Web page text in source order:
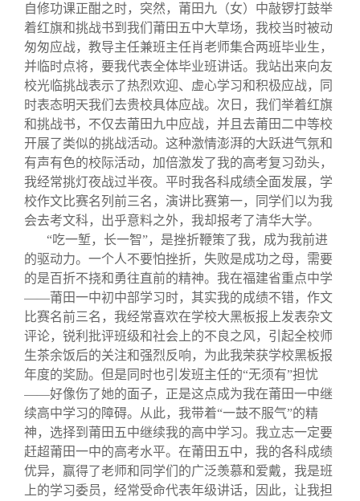
自修功课正酣之时，突然，莆田九（女）中敲锣打鼓举
着红旗和挑战书到我们莆田五中大草场，我校当时被动
匆匆应战，教导主任兼班主任肖老师集合两班毕业生，
并临时点将，要我代表全体毕业班讲话。我站出来向友
校光临挑战表示了热烈欢迎、虚心学习和积极应战，同
时表态明天我们去贵校具体应战。次日，我们举着红旗
和挑战书，不仅去莆田九中应战，并且去莆田二中等校
开展了类似的挑战活动。这种激情澎湃的大跃进气氛和
有声有色的校际活动，加倍激发了我的高考复习劲头，
我经常挑灯夜战过半夜。平时我各科成绩全面发展，学
校作文比赛名列前三名，演讲比赛第一，同学们以为我
会去考文科，出乎意料之外，我却报考了清华大学。
“吃一堑，长一智”，是挫折鞭策了我，成为我前进
的驱动力。一个人不要怕挫折，失败是成功之母，需要
的是百折不挠和勇往直前的精神。我在福建省重点中学
——莆田一中初中部学习时，其实我的成绩不错，作文
比赛名前三名，我经常喜欢在学校大黑板报上发表杂文
评论，锐利批评班级和社会上的不良之风，引起全校师
生茶余饭后的关注和强烈反响，为此我荣获学校黑板报
年度的奖励。但是同时也引发班主任的“无须有”担忧
——好像伤了她的面子，正是这点成为我在莆田一中继
续高中学习的障碍。从此，我带着“一鼓不服气”的精
神，选择到莆田五中继续我的高中学习。我立志一定要
赶超莆田一中的高考水平。在莆田五中，我的各科成绩
优异，赢得了老师和同学们的广泛羡慕和爱戴，我是班
上的学习委员，经常受命代表年级讲话，因此，让我担